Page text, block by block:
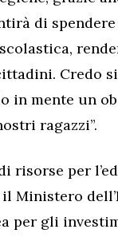
di
Credo
in mente un
ragazzi”.
risorse per
Ministero
per gli